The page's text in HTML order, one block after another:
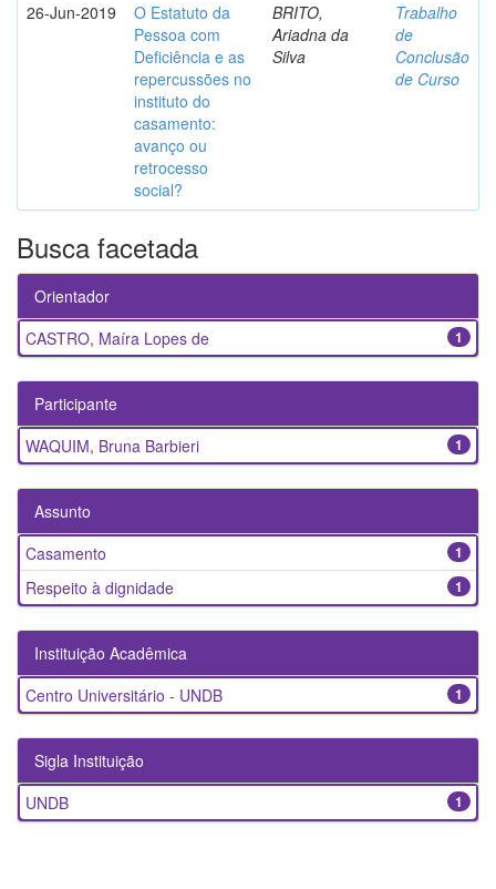
26-Jun-2019
O Estatuto da
Pessoa com
Deficiência e as
repercussões no
instituto do
casamento:
avanço ou
retrocesso
social?
BRITO,
Ariadna da
Silva
Trabalho
de
Conclusão
de Curso
Busca facetada
Orientador
1
CASTRO, Maíra Lopes de
Participante
1
WAQUIM, Bruna Barbieri
Assunto
1
Casamento
1
Respeito à dignidade
Instituição Acadêmica
1
Centro Universitário - UNDB
Sigla Instituição
1
UNDB